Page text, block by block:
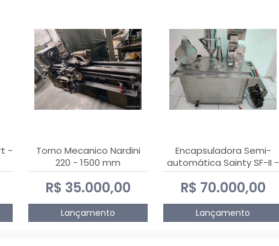
-
Torno Mecanico Nardini
220 - 1500 mm
R$ 35.000,00
Lançamento
Encapsuladora Semi-
automática Sainty SF-II -
0 e 00
R$ 70.000,00
Lançamento